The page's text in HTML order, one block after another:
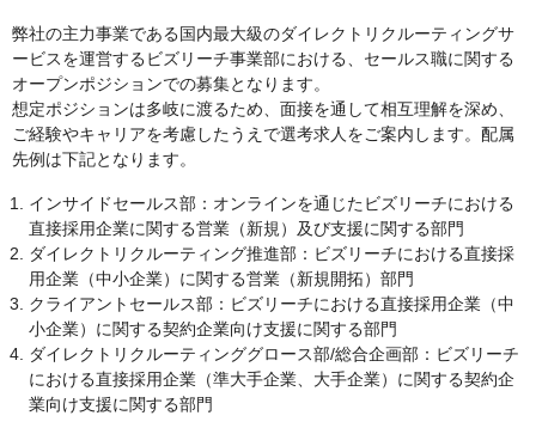
弊社の主力事業である国内最大級のダイレクトリクルーティングサ
ービスを運営するビズリーチ事業部における、セールス職に関する
オープンポジションでの募集となります。
想定ポジションは多岐に渡るため、面接を通して相互理解を深め、
ご経験やキャリアを考慮したうえで選考求人をご案内します。配属
先例は下記となります。
インサイドセールス部：オンラインを通じたビズリーチにおける
直接採用企業に関する営業（新規）及び支援に関する部門
ダイレクトリクルーティング推進部：ビズリーチにおける直接採
用企業（中小企業）に関する営業（新規開拓）部門
クライアントセールス部：ビズリーチにおける直接採用企業（中
小企業）に関する契約企業向け支援に関する部門
ダイレクトリクルーティンググロース部/総合企画部：ビズリーチ
における直接採用企業（準大手企業、大手企業）に関する契約企
業向け支援に関する部門